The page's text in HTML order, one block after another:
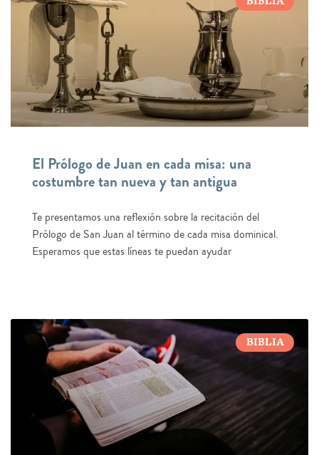
El Prólogo de Juan en cada misa: una
costumbre tan nueva y tan antigua
Te presentamos una reflexión sobre la recitación del
Prólogo de San Juan al término de cada misa dominical.
Esperamos que estas líneas te puedan ayudar
BIBLIA